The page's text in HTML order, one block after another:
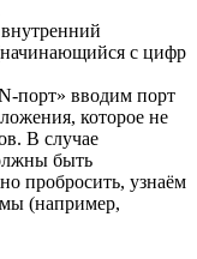
с цифр
порт» вводим порт
которое не
В случае
быть
пробросить, узнаём
(например,